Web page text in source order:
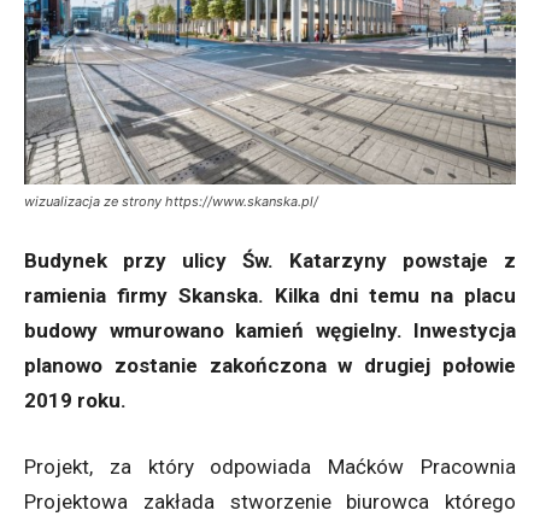
wizualizacja ze strony https://www.skanska.pl/
Budynek przy ulicy Św. Katarzyny powstaje z
ramienia firmy Skanska. Kilka dni temu na placu
budowy wmurowano kamień węgielny. Inwestycja
planowo zostanie zakończona w drugiej połowie
2019 roku.
Projekt, za który odpowiada Maćków Pracownia
Projektowa zakłada stworzenie biurowca którego